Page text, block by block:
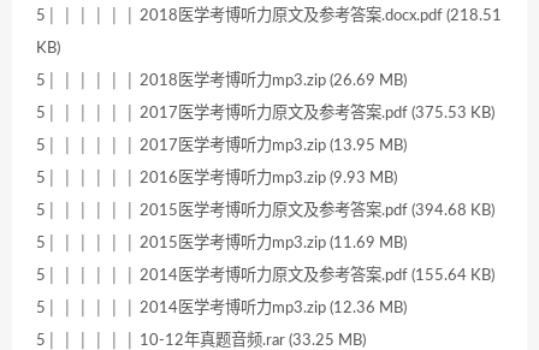
5│ │ │ │ │ │ 2018医学考博听力原文及参考答案.docx.pdf (218.51
KB)
5│ │ │ │ │ │ 2018医学考博听力mp3.zip (26.69 MB)
5│ │ │ │ │ │ 2017医学考博听力原文及参考答案.pdf (375.53 KB)
5│ │ │ │ │ │ 2017医学考博听力mp3.zip (13.95 MB)
5│ │ │ │ │ │ 2016医学考博听力mp3.zip (9.93 MB)
5│ │ │ │ │ │ 2015医学考博听力原文及参考答案.pdf (394.68 KB)
5│ │ │ │ │ │ 2015医学考博听力mp3.zip (11.69 MB)
5│ │ │ │ │ │ 2014医学考博听力原文及参考答案.pdf (155.64 KB)
5│ │ │ │ │ │ 2014医学考博听力mp3.zip (12.36 MB)
5│ │ │ │ │ │ 10-12年真题音频.rar (33.25 MB)